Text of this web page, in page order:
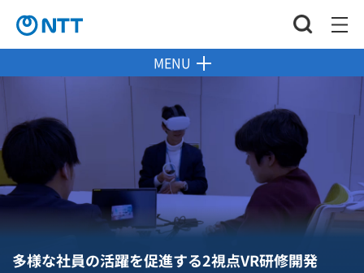
MENU
多様な社員の活躍を促進する2視点VR研修開発